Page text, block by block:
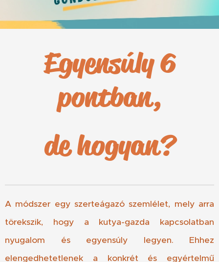
Egyensúly 6
pontban,
de hogyan?
A módszer egy szerteágazó szemlélet, mely arra
törekszik, hogy a kutya-gazda kapcsolatban
nyugalom és egyensúly legyen. Ehhez
elengedhetetlenek a konkrét és egyértelmű